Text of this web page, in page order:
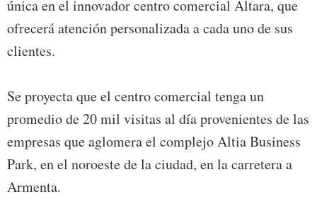
única en el innovador centro comercial Altara, que
ofrecerá atención personalizada a cada uno de sus
clientes.
Se proyecta que el centro comercial tenga un
promedio de 20 mil visitas al día provenientes de las
empresas que aglomera el complejo Altia Business
Park, en el noroeste de la ciudad, en la carretera a
Armenta.